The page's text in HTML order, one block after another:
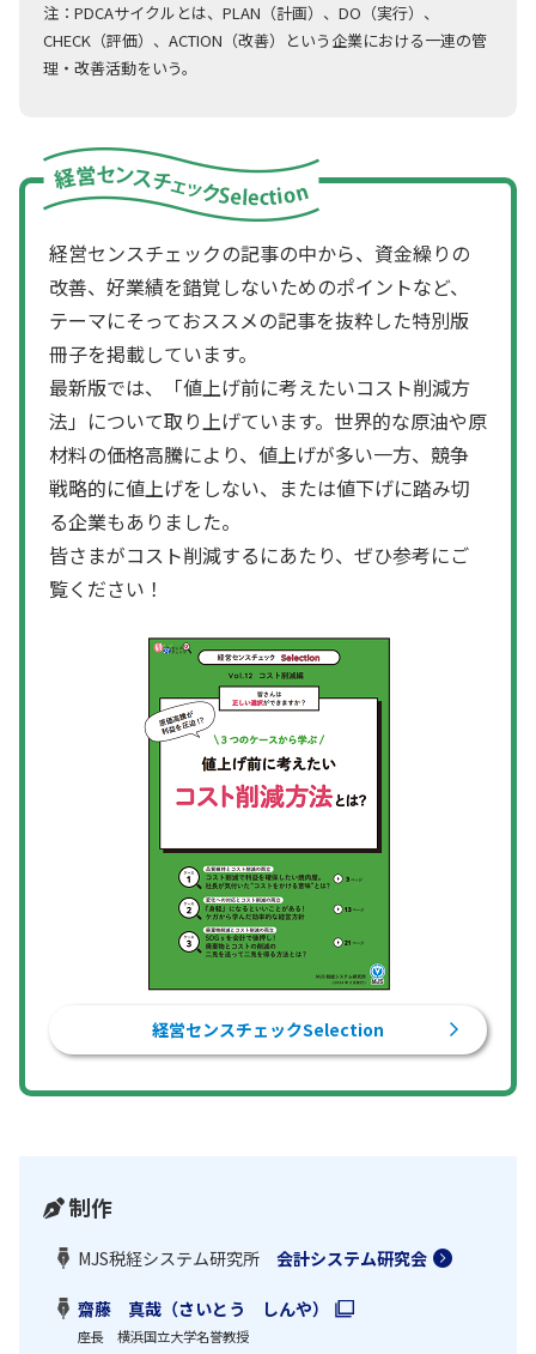
注：PDCAサイクルとは、PLAN（計画）、DO（実行）、
CHECK（評価）、ACTION（改善）という企業における一連の管
理・改善活動をいう。
経営センスチェックの記事の中から、資金繰りの
改善、好業績を錯覚しないためのポイントなど、
テーマにそっておススメの記事を抜粋した特別版
冊子を掲載しています。
最新版では、「値上げ前に考えたいコスト削減方
法」について取り上げています。世界的な原油や原
材料の価格高騰により、値上げが多い一方、競争
戦略的に値上げをしない、または値下げに踏み切
る企業もありました。
皆さまがコスト削減するにあたり、ぜひ参考にご
覧ください！
経営センスチェックSelection
制作
MJS税経システム研究所 会計システム研究会
齋藤 真哉（さいとう しんや）
座長 横浜国立大学名誉教授